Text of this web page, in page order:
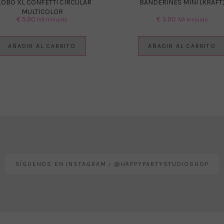
XL CONFETTI CIRCULAR
MULTICOLOR
€ 5.90 IVA Incluido
AÑADIR AL CARRITO
BANDERINES MINI
€3.90 IVA Incluido
AÑADIR AL CARRITO
SÍGUENOS EN INSTAGRAM › @HAPPYPARTYSTUDIOSHOP